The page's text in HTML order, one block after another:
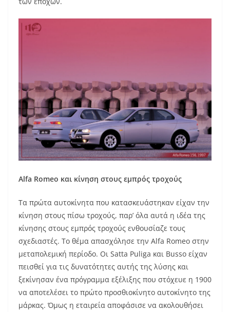
Alfa Romeo και κίνηση στους εμπρός τροχούς
Τα πρώτα αυτοκίνητα που κατασκευάστηκαν είχαν την
κίνηση στους πίσω τροχούς, παρ’ όλα αυτά η ιδέα της
κίνησης στους εμπρός τροχούς ενθουσίαζε τους
σχεδιαστές. Το θέμα απασχόλησε την Alfa Romeo στην
μεταπολεμική περίοδο. Οι Satta Puliga και Busso είχαν
πεισθεί για τις δυνατότητες αυτής της λύσης και
ξεκίνησαν ένα πρόγραμμα εξέλιξης που στόχευε η 1900
να αποτελέσει το πρώτο προσθιοκίνητο αυτοκίνητο της
μάρκας. Όμως η εταιρεία αποφάσισε να ακολουθήσει